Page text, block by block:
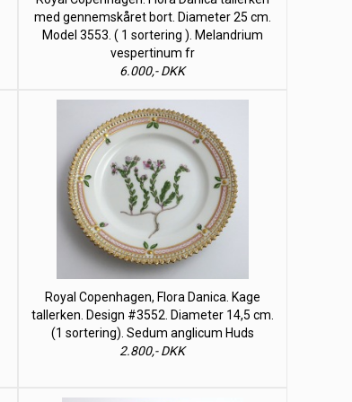
med gennemskåret bort. Diameter 25 cm.
Model 3553. ( 1 sortering ). Melandrium
vespertinum fr
6.000,- DKK
Royal Copenhagen, Flora Danica. Kage
tallerken. Design #3552. Diameter 14,5 cm.
(1 sortering). Sedum anglicum Huds
2.800,- DKK